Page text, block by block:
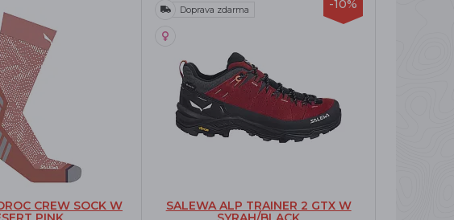
CREW SOCK W
-10%
Doprava zdarma
SALEWA ALP TRAINER 2 GTX W